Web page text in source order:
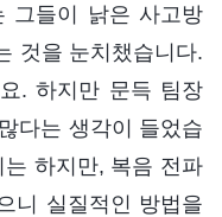
그들이 낡은 사고방
것을 눈치챘습니다.
. 하지만 문득 팀장
다는 생각이 들었습
하지만, 복음 전파
니 실질적인 방법을